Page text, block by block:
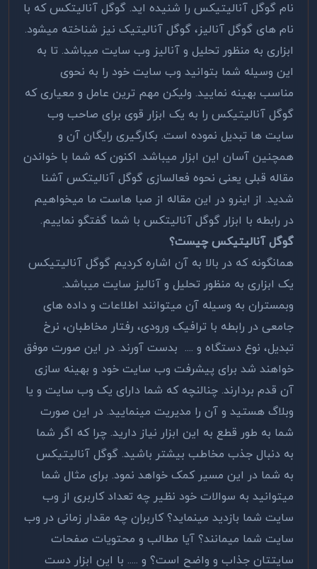
نام گوگل آنالیتیکس را شنیده اید. گوگل آنالیتکس که با
نام های گوگل آنالیز، گوگل آنالیتیک نیز شناخته میشود.
ابزاری به منظور تحلیل و آنالیز وب سایت میباشد. تا به
این وسیله شما بتوانید وب سایت خود را به نحوی
مناسب بهینه نمایید. ولیکن مهم ترین عامل و معیاری که
گوگل آنالیتیکس را به یک ابزار قوی برای صاحب وب
سایت ها تبدیل نموده است. بکارگیری رایگان آن و
همچنین آسان این ابزار میباشد. اکنون که شما با خواندن
مقاله قبلی یعنی نحوه فعالسازی گوگل آنالیتکس آشنا
شدید. از اینرو در این مقاله از صبا هاست ما میخواهیم
در رابطه با ابزار گوگل آنالیتکس با شما گفتگو نماییم.
گوگل آنالیتیکس چیست؟
همانگونه که در بالا به آن اشاره کردیم گوگل آنالیتیکس
یک ابزاری به منظور تحلیل و آنالیز سایت میباشد.
وبمستران به وسیله آن میتوانند اطلاعات و داده های
جامعی در رابطه با ترافیک ورودی، رفتار مخاطبان، نرخ
تبدیل، نوع دستگاه و .... بدست آورند. در این صورت موفق
خواهند شد برای پیشرفت وب سایت خود و بهینه سازی
آن قدم بردارند. چنالنچه که شما دارای یک وب سایت و یا
وبلاگ هستید و آن را مدیریت مینمایید. در این صورت
شما به طور قطع به این ابزار نیاز دارید. چرا که اگر شما
به دنبال جذب مخاطب بیشتر باشید. گوگل آنالیتیکس
به شما در این مسیر کمک خواهد نمود. برای مثال شما
میتوانید به سوالات خود نظیر چه تعداد کاربری از وب
سایت شما بازدید مینماید؟ کاربران چه مقدار زمانی در وب
سایت شما میمانند؟ آیا مطالب و محتویات صفحات
سایتتان جذاب و واضح است؟ و ..... با این ابزار دست